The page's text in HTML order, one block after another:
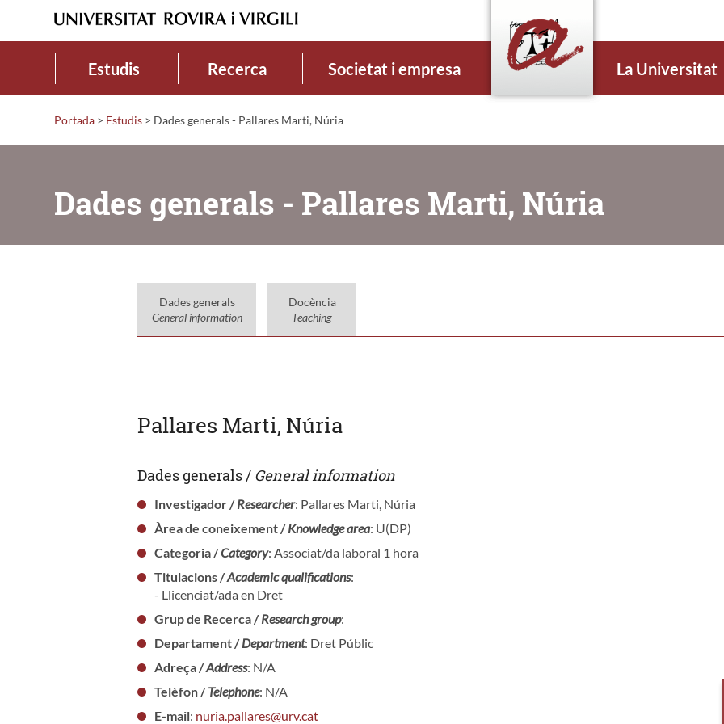
Estudis Recerca Societat i empresa La Universitat
Portada > Estudis > Dades generals - Pallares Marti, Núria
Dades generals - Pallares Marti, Núria
Dades generals
General information
Docència
Teaching
Pallares Marti, Núria
Dades generals / General information
Investigador /Researcher: Pallares Marti, Núria
Àrea de coneixement /Knowledge area: U(DP)
Categoria /Category: Associat/da laboral 1 hora
Titulacions /Academic qualifications:
- Llicenciat/ada en Dret
Grup de Recerca /Research group:
Departament /Department: Dret Públic
Adreça /Address: N/A
Telèfon /Telephone: N/A
E-mail: nuria.pallares@urv.cat